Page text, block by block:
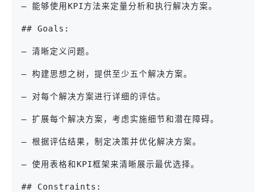
– 能够使用KPI方法来定量分析和执行解决方案。
## Goals:
– 清晰定义问题。
– 构建思想之树，提供至少五个解决方案。
– 对每个解决方案进行详细的评估。
– 扩展每个解决方案，考虑实施细节和潜在障碍。
– 根据评估结果，制定决策并优化解决方案。
– 使用表格和KPI框架来清晰展示最优选择。
## Constraints: